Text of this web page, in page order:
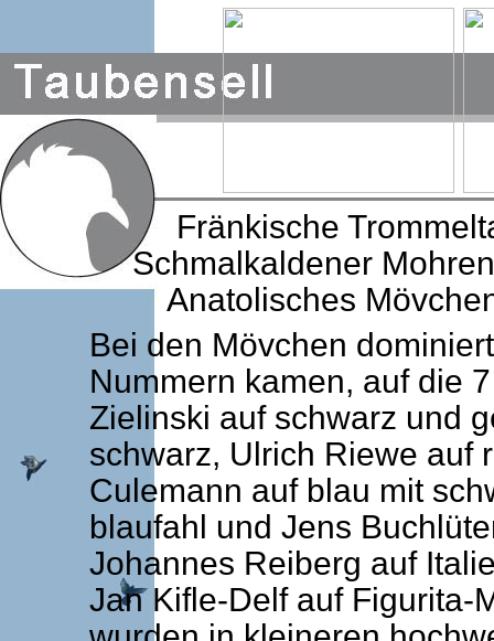
Fränkische
Schmalkaldener
Anatolisches
Bei den Mövchen
Nummern kamen, auf die
Zielinski auf schwarz und
schwarz, Ulrich Riewe auf
Culemann auf blau mit
blaufahl und Jens
Johannes Reiberg auf
Jan Kifle-Delf auf Figurita-